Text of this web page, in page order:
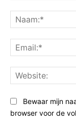
Bewaar mijn
browser voor de